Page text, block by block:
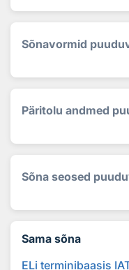
Sõnavormid
Päritolu andmed
Sõna seosed
Sama sõna
ELi terminibaasis